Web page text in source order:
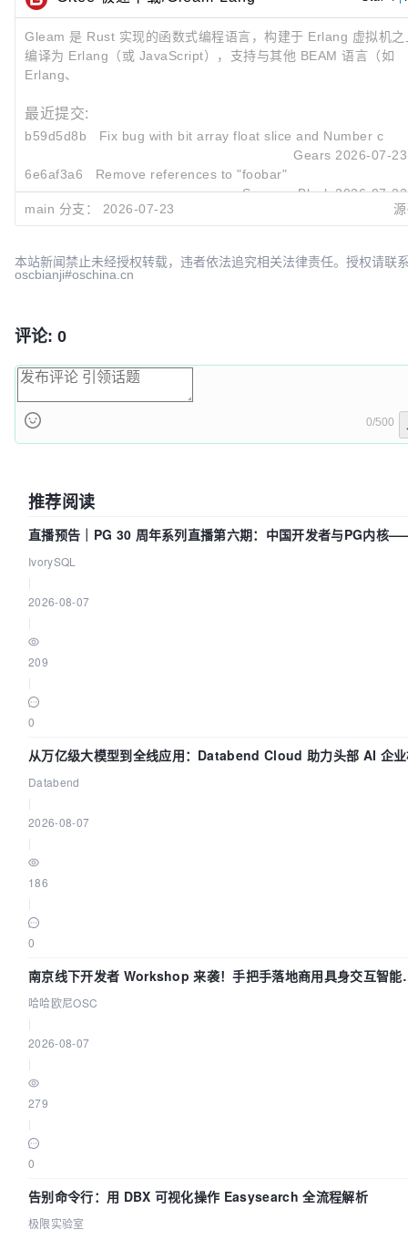
Gleam 是 Rust 实现的函数式编程语言，构建于 Erlang 虚拟机之
编译为 Erlang（或 JavaScript），支持与其他 BEAM 语言（如
Erlang、
最近提交:
b59d5d8b Fix bug with bit array float slice and Number
Gears 2026-07-
6e6af3a6
Remove references to "foobar"
Spenser Black 2026-07-
7d5f25d1
Forbidfooand 2026-07-
main 分支： 2026-07-23
本站新闻禁止未经授权转载，违者依法追究相关法律责任。授权请联
oscbianji#oschina.cn
评论: 0
0/500
推荐阅读
直播预告｜PG 30 周年系列直播第六期：中国开发者与PG内核
改得动吗？我们贡献了什么？
IvorySQL
2026-08-07
209
0
从万亿级大模型到全线应用：Databend Cloud 助力头部 AI 企
全链路 Trace 数据管道
Databend
2026-08-07
186
0
南京线下开发者 Workshop 来袭！手把手落地商用具身交互智能
Agent 应用
哈哈欧尼OSC
2026-08-07
279
0
告别命令行：用 DBX 可视化操作 Easysearch 全流程解析
极限实验室